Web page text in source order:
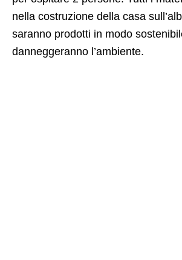
nella costruzione della casa
saranno prodotti in modo
danneggeranno l’ambiente.